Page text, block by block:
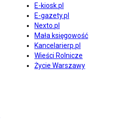
E-kiosk.pl
E-gazety.pl
Nexto.pl
Mała księgowość
Kancelarierp.pl
Wieści Rolnicze
Życie Warszawy